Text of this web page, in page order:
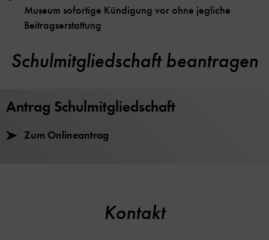
Museum sofortige Kündigung vor ohne jegliche
Beitragserstattung
Schulmitgliedschaft beantragen
Antrag Schulmitgliedschaft
Zum Onlineantrag
Kontakt